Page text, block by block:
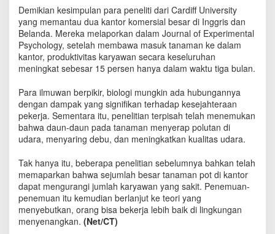
i
j
a
u
T
i
n
k
a
k
a
P
r
o
d
u
k
t
Demikian kesimpulan para peneliti dari Cardiff University
yang memantau dua kantor komersial besar di Inggris dan
Belanda. Mereka melaporkan dalam Journal of Experimental
Psychology, setelah membawa masuk tanaman ke dalam
kantor, produktivitas karyawan secara keseluruhan
meningkat sebesar 15 persen hanya dalam waktu tiga bulan.
Para ilmuwan berpikir, biologi mungkin ada hubungannya
dengan dampak yang signifikan terhadap kesejahteraan
pekerja. Sementara itu, penelitian terpisah telah menemukan
bahwa daun-daun pada tanaman menyerap polutan di
udara, menyaring debu, dan meningkatkan kualitas udara.
Tak hanya itu, beberapa penelitian sebelumnya bahkan telah
memaparkan bahwa sejumlah besar tanaman pot di kantor
dapat mengurangi jumlah karyawan yang sakit. Penemuan-
penemuan itu kemudian berlanjut ke teori yang
menyebutkan, orang bisa bekerja lebih baik di lingkungan
menyenangkan. (Net/CT)